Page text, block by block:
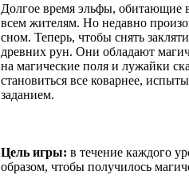
Долгое время эльфы, обитающие
всем жителям. Но недавно
сном. Теперь, чтобы снять
древних рун. Они обладают
на магические поля и лужайки
становиться все коварнее,
заданием.
Цель игры: в течение каждого
образом, чтобы получилось